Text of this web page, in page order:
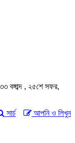
বঙ্গাব্দ , ২৫শে সফর,
আপনি ও লিখুন
সার্চ